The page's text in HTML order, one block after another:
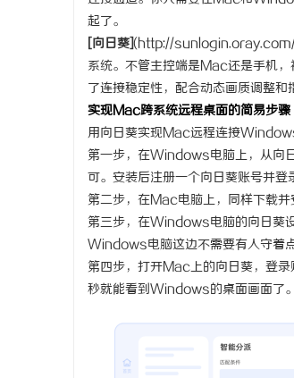
起了。
[向日葵](http://
系统。不管主控端是Mac还是手机
了连接稳定性，配合动态画质调整和
实现Mac跨系统远程桌面的简易步骤
用向日葵实现Mac远程连接
第一步，在Windows电脑上，从向
可。安装后注册一个向日葵账号并登
第二步，在Mac电脑上，同样下载
第三步，在Windows电脑的向日葵
Windows电脑这边不需要有人守着点
第四步，打开Mac上的向日葵，登
秒就能看到Windows的桌面画面了。